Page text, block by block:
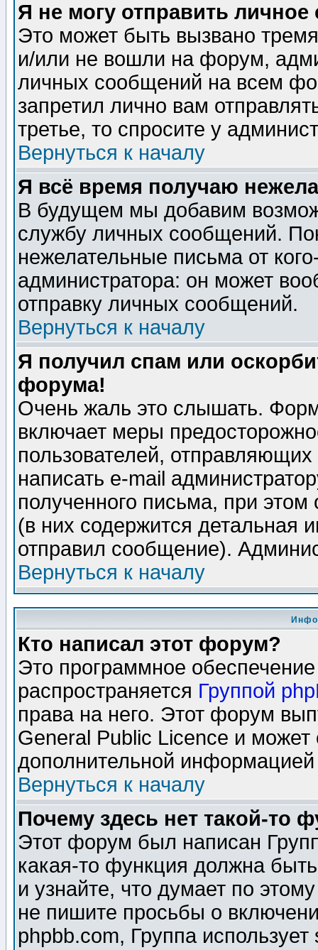
Я не могу отправить
Это может быть вызвано
и/или не вошли на форум,
личных сообщений на всем
запретил лично вам
третье, то спросите у
Вернуться к началу
Я всё время получаю
В будущем мы добавим
службу личных сообщений.
нежелательные письма от
администратора: он может
отправку личных сообщений.
Вернуться к началу
Я получил спам или
форума!
Очень жаль это слышать.
включает меры
пользователей,
написать e-mail
полученного письма, при этом
(в них содержится детальная
отправил сообщение).
Вернуться к началу
Кто написал этот форум?
Это программное
распространяется Группой
права на него. Этот форум
General Public Licence и может
дополнительной
Вернуться к началу
Почему здесь нет такой-то
Этот форум был написан
какая-то функция должна
и узнайте, что думает по
не пишите просьбы о
phpbb.com, Группа